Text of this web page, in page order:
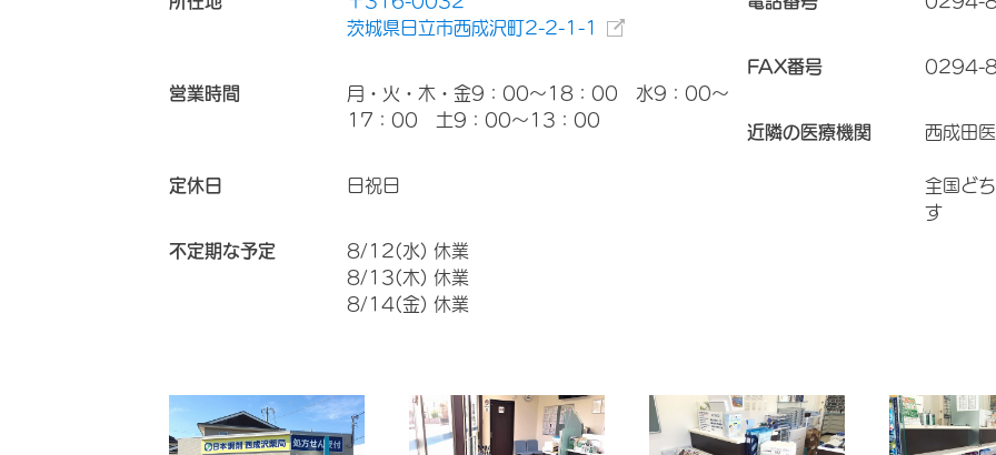
茨城県日立市西成沢町2-2-1-1
営業時間
月・火・木・金9：00～18：00 水9：00～
17：00 土9：00～13：00
定休日 日祝日
不定期な予定
8/12(水) 休業
8/13(木) 休業
8/14(金) 休業
FAX番号 0294-
近隣の医療機関 西成田
全国ど
す